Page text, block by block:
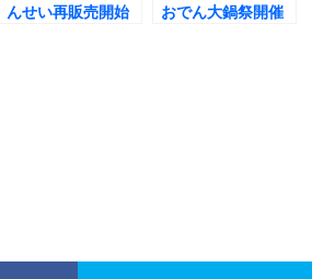
んせい再販売開始
おでん大鍋祭開催